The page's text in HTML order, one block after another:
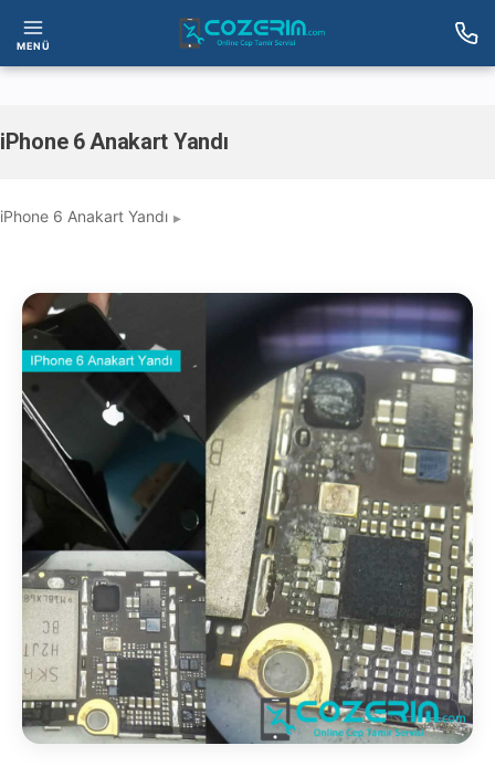
MENÜ
iPhone 6 Anakart Yandı
iPhone 6 Anakart Yandı